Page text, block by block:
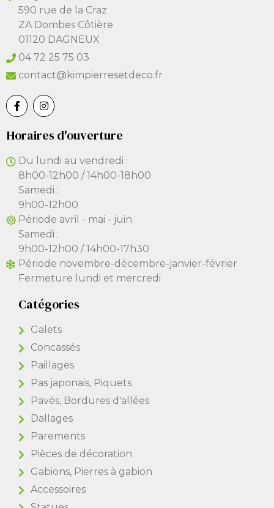
590 rue de la Craz
ZA Dombes Côtière
01120 DAGNEUX
04 72 25 75 03
contact@kimpierresetdeco.fr
Horaires d'ouverture
Du lundi au vendredi :
8h00-12h00 / 14h00-18h00
Samedi :
9h00-12h00
Période avril - mai - juin
Samedi :
9h00-12h00 / 14h00-17h30
Période novembre-décembre-janvier-février
Fermeture lundi et mercredi
Catégories
Galets
Concassés
Paillages
Pas japonais, Piquets
Pavés, Bordures d'allées
Dallages
Parements
Pièces de décoration
Gabions, Pierres à gabion
Accessoires